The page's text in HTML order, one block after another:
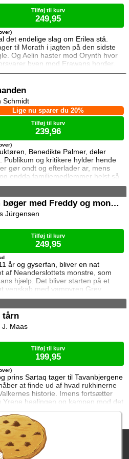
det endelige slag om Erilea stå.
til Morath i jagten på den sidste
Og Aelin haster mod Orynth hvor
byen mod Erawans horder.
er han ikke alene. Men kan deres
rædsler?
Tilføj til kurv
249,95
Benedikte Palmer, deler
Publikum og kritikere hylder hende
gør ondt og efterlader ar, mens
endda familiemedlemmer helst så
Under en rejse til Los
Da efterforskningen fortsætter
i Danmark, sender FBI den
agent April Biggs for at assistere
Lige nu sparer du 20%
Schmidt
Tilføj til kurv
239,96
De fem bøger med Freddy og monstrene
år og gyserfan, bliver en nat
af Neanderslottets monstre, som
hjælp. Det bliver starten på et
venskab med vampyren Grev
Eddie, den hovedløse ridder
Mummy og bøvsedragen Nitan.
Jürgensen
Tilføj til kurv
249,95
tårn
prins Sartaq tager til Tavanbjergene
at finde ud af hvad rukhinerne
historie. Imens fortsætter
Yrene healingen og kampen mod det
mørke som lurer inden i ham. Men
at rinde ud hvis de skal hjælpe
derhjemme.
J. Maas
Tilføj til kurv
199,95
bortfalder ved køb over
299,00